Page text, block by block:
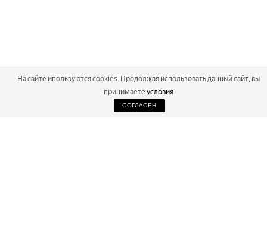
На сайте ипользуются cookies. Продолжая использовать данный сайт, вы
принимаете условия
СОГЛАСЕН